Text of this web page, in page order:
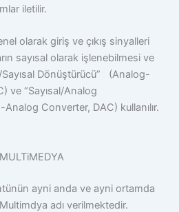
iletilir.
olarak giriş ve çıkış sinyalleri
sayısal olarak işlenebilmesi ve
Dönüştürücü” (Analog-
ve “Sayısal/Analog
Converter, DAC) kullanılır.
ayni anda ve ayni ortamda
adı verilmektedir.